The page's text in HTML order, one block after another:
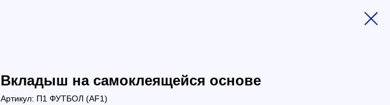
Вкладыш на самоклеящейся основе
Артикул: П1 ФУТБОЛ (АF1)